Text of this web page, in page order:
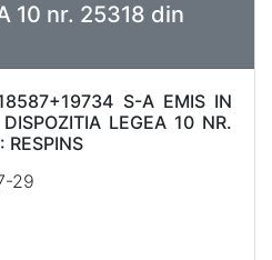
10 nr. 25318 din
S-A EMIS IN
LEGEA 10 NR.
RESPINS
29